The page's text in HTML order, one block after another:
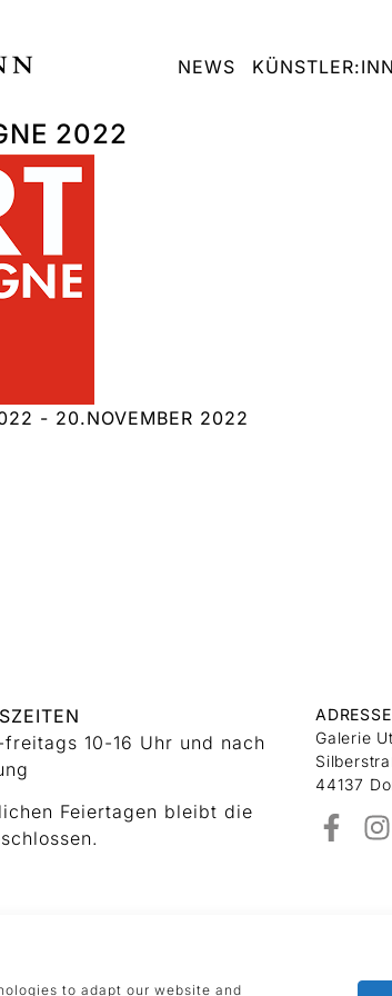
to adapt our website and
NEWS
2022
- 20.NOVEMBER 2022
10-16 Uhr und nach
Feiertagen bleibt die
ADRESSE
Galerie
44137